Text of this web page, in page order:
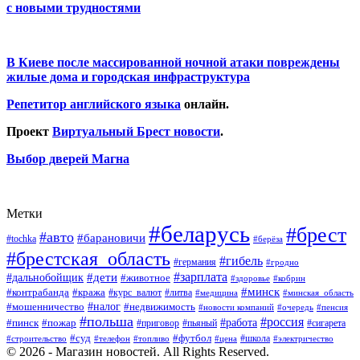
с новыми трудностями
В Киеве после массированной ночной атаки повреждены
жилые дома и городская инфраструктура
Репетитор английского языка онлайн.
Проект Виртуальный Брест новости.
Выбор дверей Магна
Метки
#tochka #авто #барановичи #беларусь #берёза #брест
#брестская_область #германия #гибель #гродно
#дальнобойщик #дети #животное #зарплата #здоровье #кобрин
#контрабанда #кража #курс_валют #литва #медицина #минск #минская_область
#мошенничество #налог #недвижимость #новости компаний #очередь #пенсия
#пинск #пожар #польша #приговор #пьяный #работа #россия #сигарета
#строительство #суд #телефон #топливо #футбол #цена #школа #электричество
© 2026 - Магазин новостей. All Rights Reserved.